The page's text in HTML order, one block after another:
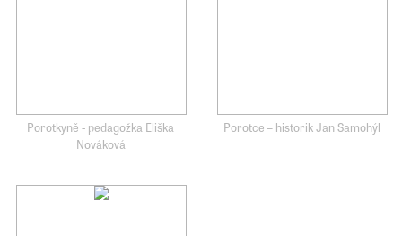
Porotkyně - pedagožka Eliška
Nováková
Porotce – historik Jan Samohýl